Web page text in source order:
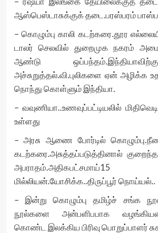
ஆஸ்பெஸ்டாசுக்குக் தடை.பரஸ்பரம்
– கொழும்பு காலி கடற்கரை.தூர
டாலர் செலவில் துறைமுக நகரம்
ஆண்டு
அச்சுறுத்தல்.வி.புலிகளை ஏன் அழிக்க
நொந்து கொள்ளும் இந்தியா.
– வவுணியா..உணவுப்பட்டியலில்
உள்ளது
– அரசு ஆணை போர்டில்
கடற்கரை.அசுத்தப்படுத்தினால்
அபராதம்.அதிகபட்சமாய்15
மில்லியன்.யோசிக்க..திருப்பூர் நொய்யல்..
– இன்று கொழும்பு தமிழ்ச் சங்க
நூல்களை அன்பளிபபாக
கொண்ட இலக்கிய பிரிவு பொறுப்பாளர்